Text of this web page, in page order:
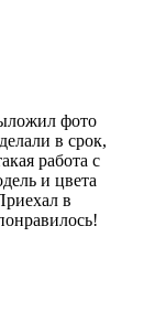
фото
в срок,
работа с
и цвета
в